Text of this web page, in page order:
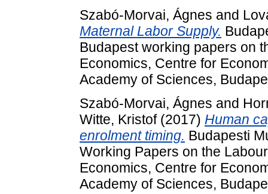
Szabó-Morvai, Ágnes and
Maternal Labor Supply.
Budapest working papers on
Economics, Centre for
Academy of Sciences,
Szabó-Morvai, Ágnes and
Witte, Kristof(2017) Human
enrolment timing. Budapesti
Working Papers on the
Economics, Centre for
Academy of Sciences,